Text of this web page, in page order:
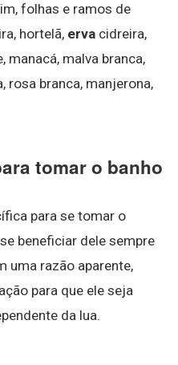
folhas e ramos de
hortelã, erva cidreira,
manacá, malva branca,
rosa branca, manjerona,
tomar o banho
para se tomar o
beneficiar dele sempre
uma razão aparente,
para que ele seja
da lua.